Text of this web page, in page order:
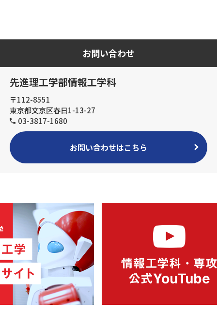
お問い合わせ
先進理工学部情報工学科
〒112-8551
東京都文京区春日1-13-27
03-3817-1680
お問い合わせはこちら